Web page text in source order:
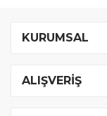
KURUMSAL
ALIŞVERİŞ